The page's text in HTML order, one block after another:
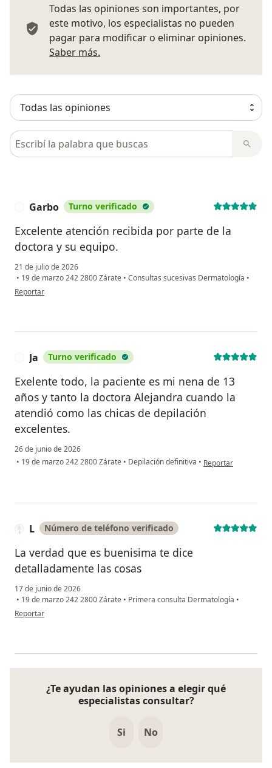
Todas las opiniones son importantes, por
este motivo, los especialistas no pueden
pagar para modificar o eliminar opiniones.
Saber más.
Busca en opiniones
Garbo Turno verificado
Excelente atención recibida por parte de la
doctora y su equipo.
21 de julio de 2026
• 19 de marzo 242 2800 Zárate • Consultas sucesivas Dermatología •
en opinión del usuario Garbo
Reportar
Ja Turno verificado
Exelente todo, la paciente es mi nena de 13
años y tanto la doctora Alejandra cuando la
atendió como las chicas de depilación
excelentes.
26 de junio de 2026
• 19 de marzo 242 2800 Zárate • Depilación definitiva • en opinión del
Reportar
L Número de teléfono verificado
La verdad que es buenisima te dice
detalladamente las cosas
17 de junio de 2026
• 19 de marzo 242 2800 Zárate • Primera consulta Dermatología •
en opinión del usuario L
Reportar
¿Te ayudan las opiniones a elegir qué
especialistas consultar?
Si No